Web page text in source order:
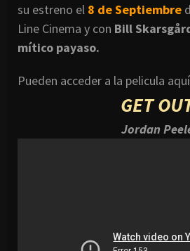
su estreno el 8 de Septiembre
Line Cinema y con Bill
mítico payaso.
Pueden acceder a la pelicula
GET
Jordan